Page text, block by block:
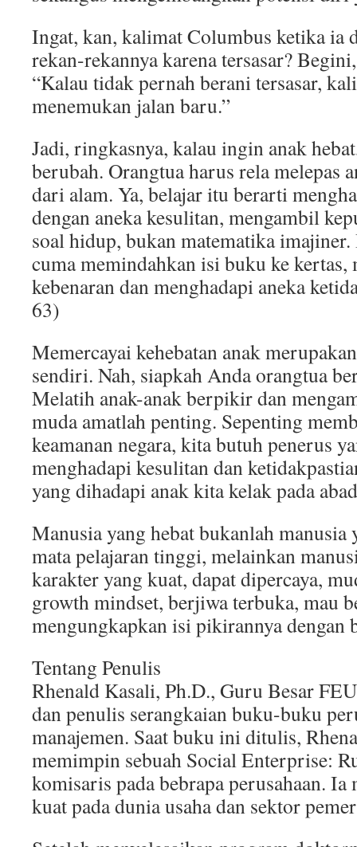
Ingat, kan, kalimat Columbus ketika ia
rekan-rekannya karena tersasar? Begini,
“Kalau tidak pernah berani tersasar,
menemukan jalan baru.”
Jadi, ringkasnya, kalau ingin anak
berubah. Orangtua harus rela melepas
dari alam. Ya, belajar itu berarti
dengan aneka kesulitan, mengambil
soal hidup, bukan matematika
cuma memindahkan isi buku ke
kebenaran dan menghadapi aneka
63)
Memercayai kehebatan anak
sendiri. Nah, siapkah Anda orangtua
Melatih anak-anak berpikir dan
muda amatlah penting. Sepenting
keamanan negara, kita butuh penerus
menghadapi kesulitan dan
yang dihadapi anak kita kelak pada
Manusia yang hebat bukanlah
mata pelajaran tinggi, melainkan
karakter yang kuat, dapat dipercaya,
growth mindset, berjiwa terbuka, mau
mengungkapkan isi pikirannya dengan
Tentang Penulis
Rhenald Kasali, Ph.D., Guru Besar
dan penulis serangkaian buku-buku
manajemen. Saat buku ini ditulis,
memimpin sebuah Social Enterprise:
komisaris pada bebrapa perusahaan.
kuat pada dunia usaha dan sektor